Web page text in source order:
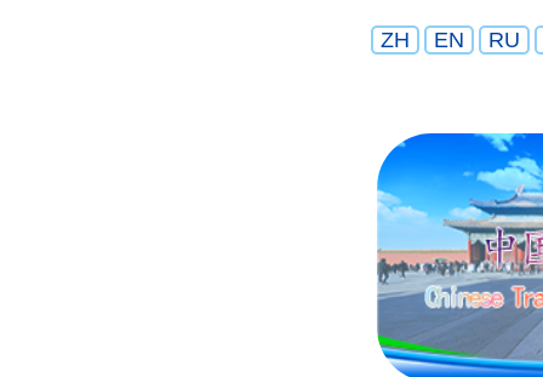
ZH EN RU